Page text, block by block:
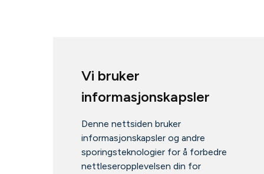
Vi bruker
informasjonskapsler
Denne nettsiden bruker
informasjonskapsler og andre
sporingsteknologier for å forbedre
nettleseropplevelsen din for